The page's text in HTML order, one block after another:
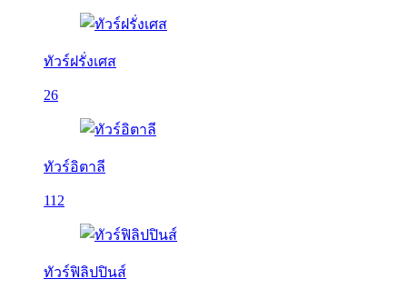
ทัวร์ฝรั่งเศส
26
ทัวร์อิตาลี
112
ทัวร์ฟิลิปปินส์